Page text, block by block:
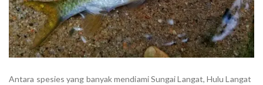
Antara spesies yang banyak mendiami Sungai Langat, Hulu Langat